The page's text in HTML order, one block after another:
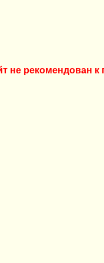
не рекомендован